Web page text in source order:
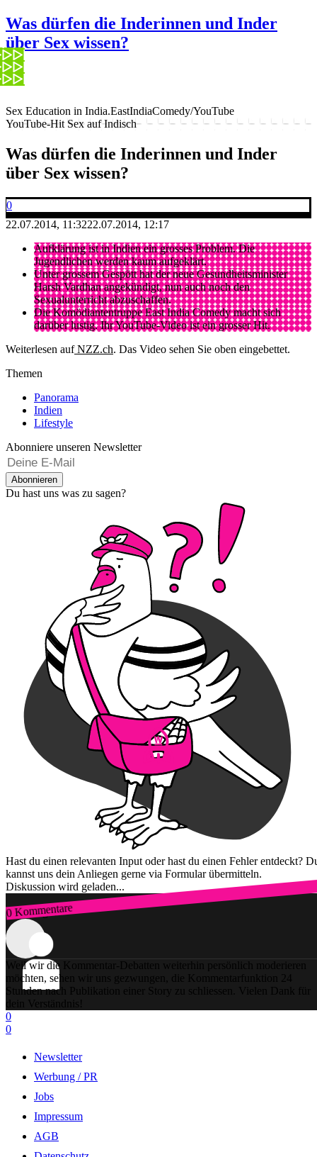
Was dürfen die Inderinnen und Inder
über Sex wissen?
Sex Education in India.EastIndiaComedy/YouTube
YouTube-Hit Sex auf Indisch
Was dürfen die Inderinnen und Inder
über Sex wissen?
0
22.07.2014, 11:3222.07.2014, 12:17
Aufklärung ist in Indien ein grosses Problem. Die
Jugendlichen werden kaum aufgeklärt.
Unter grossem Gespött hat der neue Gesundheitsminister
Harsh Vardhan angekündigt, nun auch noch den
Sexualunterricht abzuschaffen.
Die Komödiantentruppe East India Comedy macht sich
darüber lustig. Ihr YouTube-Video ist ein grosser Hit.
Weiterlesen aufNZZ.ch. Das Video sehen Sie oben eingebettet.
Themen
Panorama
Indien
Lifestyle
Abonniere unseren Newsletter
Abonnieren
Du hast uns was zu sagen?
Hast du einen relevanten Input oder hast du einen Fehler entdeckt?
kannst uns dein Anliegen gerne via Formular übermitteln.
Diskussion wird geladen...
0 Kommentare
Zum Login
Weil wir die Kommentar-Debatten weiterhin persönlich moderieren
möchten, sehen wir uns gezwungen, die Kommentarfunktion 24
Stunden nach Publikation einer Story zu schliessen. Vielen Dank für
dein Verständnis!
0
0
Newsletter
Werbung / PR
Jobs
Impressum
AGB